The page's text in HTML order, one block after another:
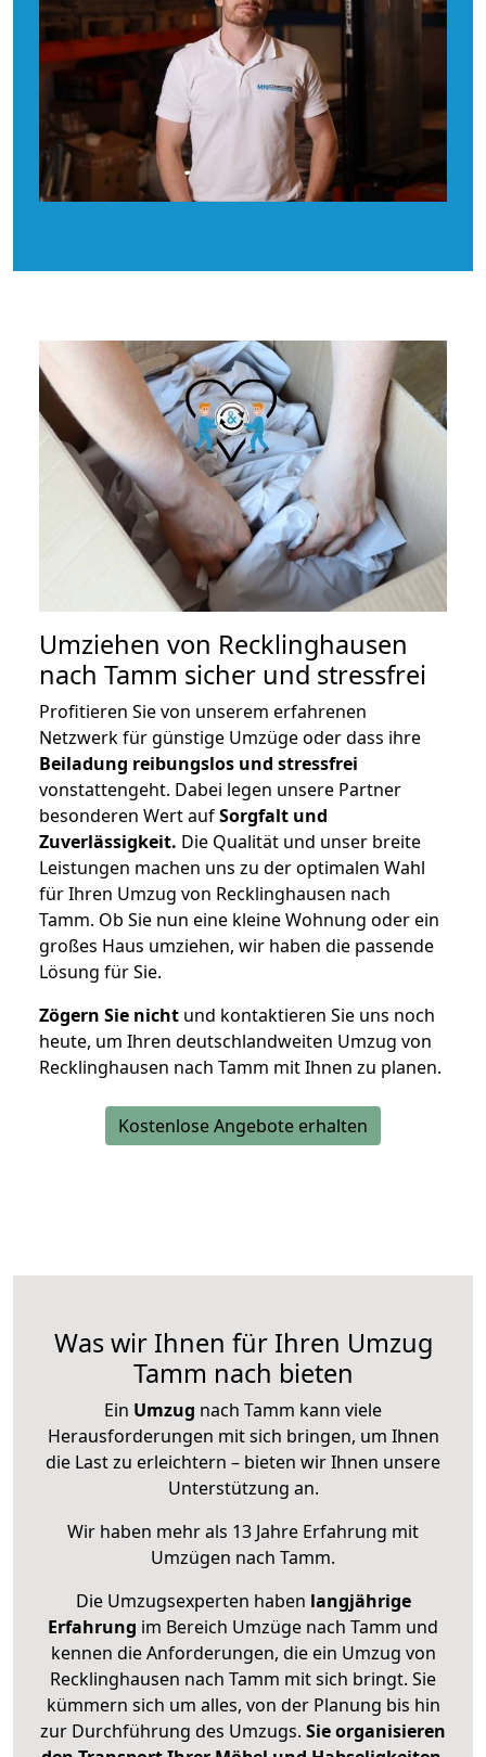
Umziehen von Recklinghausen
nach Tamm sicher und stressfrei
Profitieren Sie von unserem erfahrenen
Netzwerk für günstige Umzüge oder dass ihre
Beiladung reibungslos und stressfrei
vonstattengeht. Dabei legen unsere Partner
besonderen Wert aufSorgfalt und
Zuverlässigkeit. Die Qualität und unser breite
Leistungen machen uns zu der optimalen Wahl
für Ihren Umzug von Recklinghausen nach
Tamm. Ob Sie nun eine kleine Wohnung oder ein
großes Haus umziehen, wir haben die passende
Lösung für Sie.
Zögern Sie nicht und kontaktieren Sie uns noch
heute, um Ihren deutschlandweiten Umzug von
Recklinghausen nach Tamm mit Ihnen zu planen.
Kostenlose Angebote erhalten
Was wir Ihnen für Ihren Umzug
Tamm nach bieten
Ein Umzug nach Tamm kann viele
Herausforderungen mit sich bringen, um Ihnen
die Last zu erleichtern – bieten wir Ihnen unsere
Unterstützung an.
Wir haben mehr als 13 Jahre Erfahrung mit
Umzügen nach Tamm.
Die Umzugsexperten haben langjährige
Erfahrung im Bereich Umzüge nach Tamm und
kennen die Anforderungen, die ein Umzug von
Recklinghausen nach Tamm mit sich bringt. Sie
kümmern sich um alles, von der Planung bis hin
zur Durchführung des Umzugs. Sie organisieren